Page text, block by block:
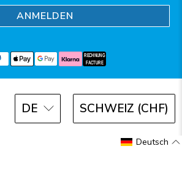
ANMELDEN
DE SCHWEIZ (CHF)
Deutsch